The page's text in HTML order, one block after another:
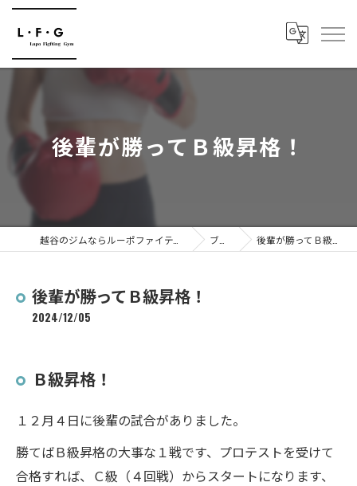
後輩が勝ってＢ級昇格！
越谷のジムならルーポファイティングジム ブログ 後輩が勝ってＢ級昇格！
後輩が勝ってＢ級昇格！
2024/12/05
Ｂ級昇格！
１２月４日に後輩の試合がありました。
勝てばＢ級昇格の大事な１戦です、プロテストを受けて
合格すれば、Ｃ級（４回戦）からスタートになります、